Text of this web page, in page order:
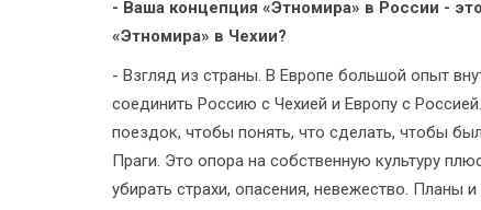
- Ваша концепция «Этномира» в России -
«Этномира» в Чехии?
- Взгляд из страны. В Европе большой опыт
соединить Россию с Чехией и Европу с
поездок, чтобы понять, что сделать, чтобы
Праги. Это опора на собственную культуру
убирать страхи, опасения, невежество. Планы